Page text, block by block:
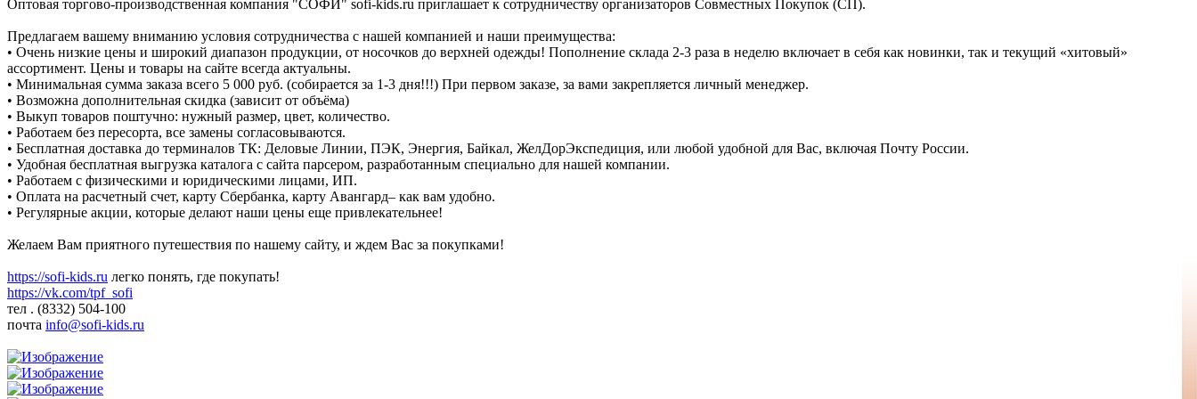
Оптовая торгово-производственная компания "СОФИ" sofi-kids.ru приглашает к сотрудничеству организаторов Совместных Покупок (СП).
Предлагаем вашему вниманию условия сотрудничества с нашей компанией и наши преимущества:
• Очень низкие цены и широкий диапазон продукции, от носочков до верхней одежды! Пополнение склада 2-3 раза в неделю включает в себя как новинки, так и текущий «хитовый»
ассортимент. Цены и товары на сайте всегда актуальны.
• Минимальная сумма заказа всего 5 000 руб. (собирается за 1-3 дня!!!) При первом заказе, за вами закрепляется личный менеджер.
• Возможна дополнительная скидка (зависит от объёма)
• Выкуп товаров поштучно: нужный размер, цвет, количество.
• Работаем без пересорта, все замены согласовываются.
• Бесплатная доставка до терминалов ТК: Деловые Линии, ПЭК, Энергия, Байкал, ЖелДорЭкспедиция, или любой удобной для Вас, включая Почту России.
• Удобная бесплатная выгрузка каталога с сайта парсером, разработанным специально для нашей компании.
• Работаем с физическими и юридическими лицами, ИП.
• Оплата на расчетный счет, карту Сбербанка, карту Авангард– как вам удобно.
• Регулярные акции, которые делают наши цены еще привлекательнее!
Желаем Вам приятного путешествия по нашему сайту, и ждем Вас за покупками!
https://sofi-kids.ru легко понять, где покупать!
https://vk.com/tpf_sofi
тел . (8332) 504-100
почта info@sofi-kids.ru